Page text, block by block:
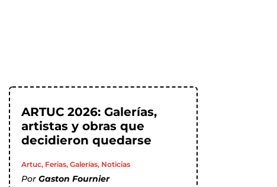
ARTUC 2026: Galerías,
artistas y obras que
decidieron quedarse
Artuc, Ferias, Galerías, Noticias
Por Gaston Fournier